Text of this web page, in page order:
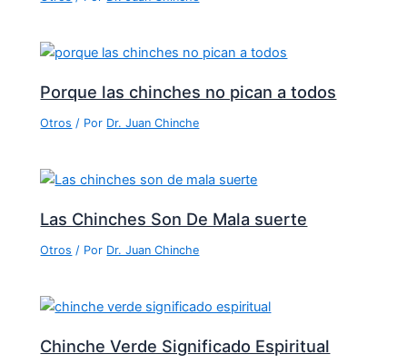
Porque las chinches no pican a todos
Otros / Por Dr. Juan Chinche
Las Chinches Son De Mala suerte
Otros / Por Dr. Juan Chinche
Chinche Verde Significado Espiritual